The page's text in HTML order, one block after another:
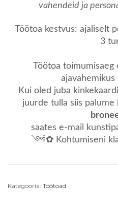
vahendeid ja
Töötoa kestvus: ajaliselt
3
Töötoa toimumisaeg
Kui oled juba
juurde tulla siis palume
saates e-mail
༺✿ Kohtumiseni
Kategooria: Töötoad